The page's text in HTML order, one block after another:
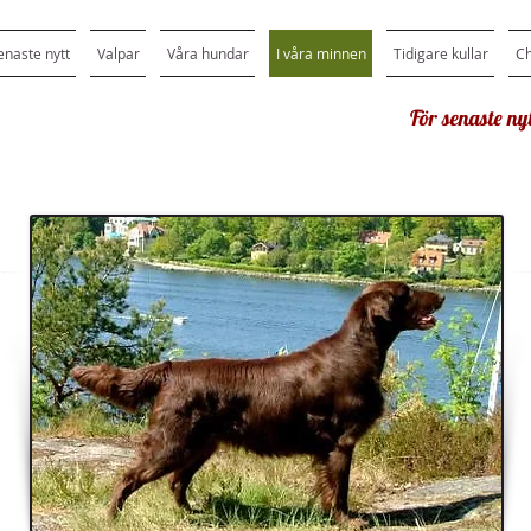
nytt Valpar Våra hundar I våra minnen Tidigare kullar
För senaste